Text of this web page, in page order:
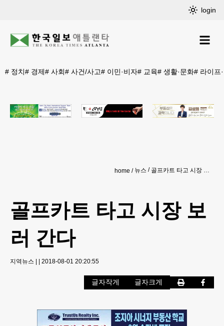
login
# 정치# 경제# 사회# 사건/사고# 이민·비자# 교육# 생활·문화# 라이프
home 뉴스 골프카트 타고 시장 보러 간다
골프카트 타고 시장 보
러 간다
지역뉴스 | | 2018-08-01 20:20:55
글자작게 글자크게